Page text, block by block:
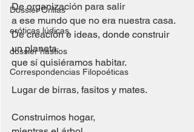
Dossier Orillas
eróticas lúdicas
dossier hastíos
Correspondencias Filopoéticas
De organización para salir
a ese mundo que no era nuestra casa.
De creación e ideas, donde construir
un planeta
que sí quisiéramos habitar.
Lugar de birras, fasitos y mates.
Construimos hogar,